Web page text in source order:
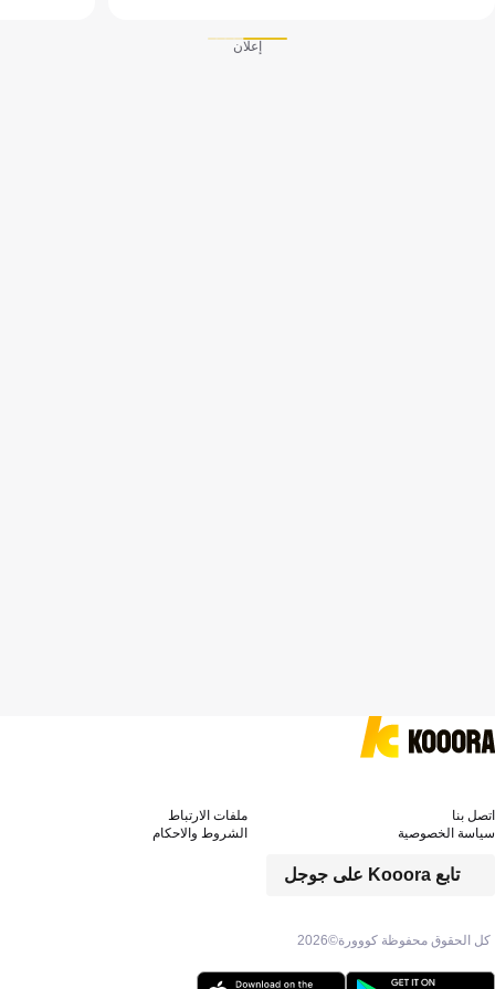
إعلان
كل الحقوق محفوظة كووورة©2026
تابع Kooora على جوجل
اتصل بنا
ملفات الارتباط
سياسة الخصوصية
الشروط والاحكام